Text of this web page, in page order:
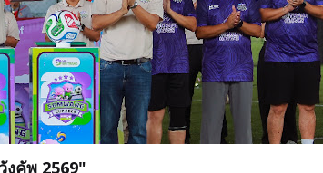
คัพ 2569"